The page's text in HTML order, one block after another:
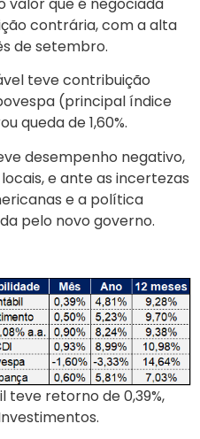
contrária, com a alta
de setembro.
teve contribuição
(principal índice
queda de 1,60%.
desempenho negativo,
e ante as incertezas
e a política
pelo novo governo.
retorno de 0,39%,